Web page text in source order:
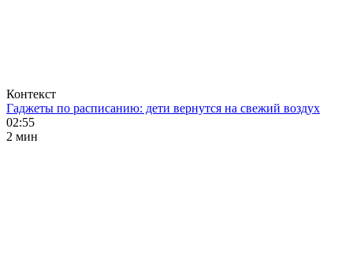
Контекст
Гаджеты по расписанию: дети вернутся на свежий воздух
02:55
2 мин